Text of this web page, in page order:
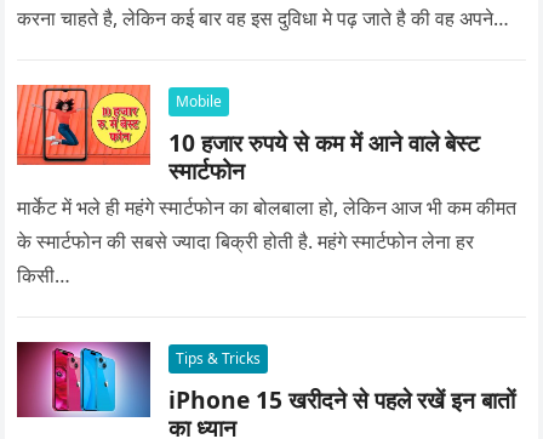
करना चाहते है, लेकिन कई बार वह इस दुविधा मे पढ़ जाते है की वह अपने
Mobile
10 हजार रुपये से कम में आने वाले बेस्ट
स्मार्टफोन
मार्केट में भले ही महंगे स्मार्टफोन का बोलबाला हो, लेकिन आज भी कम कीमत
के स्मार्टफोन की सबसे ज्यादा बिक्री होती है. महंगे स्मार्टफोन लेना हर
किसी…
Tips & Tricks
iPhone 15 खरीदने से पहले रखें इन बातों
का ध्यान